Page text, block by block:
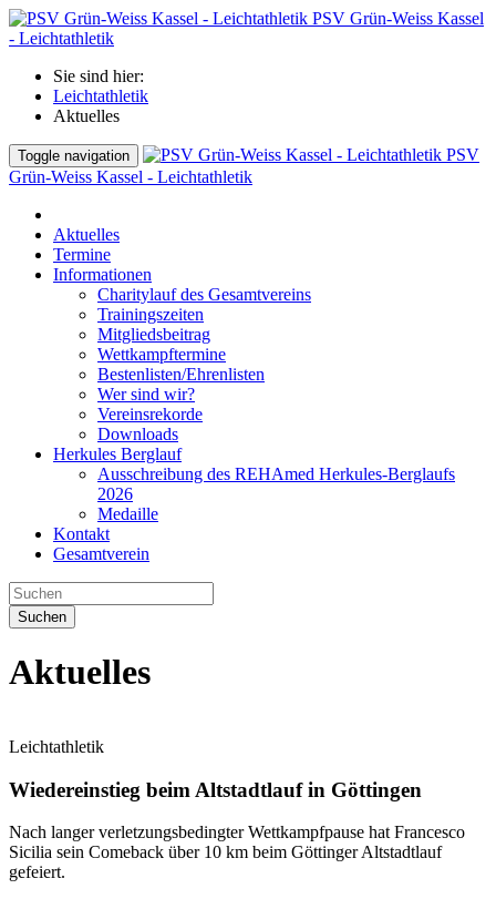
PSV Grün-Weiss Kassel
- Leichtathletik
Sie sind hier:
Leichtathletik
Aktuelles
Toggle navigation
PSV
Grün-Weiss Kassel - Leichtathletik
Aktuelles
Termine
Informationen
Charitylauf des Gesamtvereins
Trainingszeiten
Mitgliedsbeitrag
Wettkampftermine
Bestenlisten/Ehrenlisten
Wer sind wir?
Vereinsrekorde
Downloads
Herkules Berglauf
Ausschreibung des REHAmed Herkules-Berglaufs
2026
Medaille
Kontakt
Gesamtverein
Suchen
Aktuelles
Leichtathletik
Wiedereinstieg beim Altstadtlauf in Göttingen
Nach langer verletzungsbedingter Wettkampfpause hat Francesco
Sicilia sein Comeback über 10 km beim Göttinger Altstadtlauf
gefeiert.